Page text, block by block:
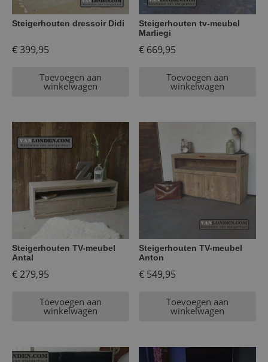
Steigerhouten dressoir Didi
€399,95
Toevoegen aan
winkelwagen
Steigerhouten tv-meubel
Marliegi
€ 669,95
Toevoegen aan
winkelwagen
Steigerhouten TV-meubel
Antal
€279,95
Toevoegen aan
winkelwagen
Steigerhouten TV-meubel
Anton
€ 549,95
Toevoegen aan
winkelwagen